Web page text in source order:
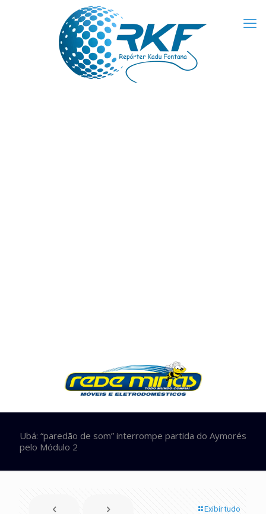
Ubá: “paredão de som” interrompe partida do Aymorés
pelo Módulo 2
Exibir tudo